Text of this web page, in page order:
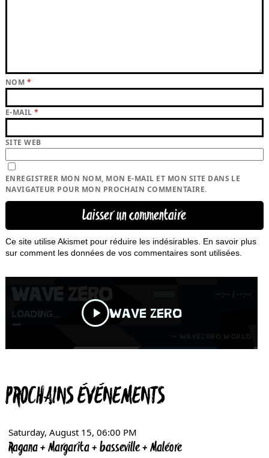
NOM *
E-MAIL*
SITE WEB
ENREGISTRER MON NOM, MON E-MAIL ET MON SITE DANS LE
NAVIGATEUR POUR MON PROCHAIN COMMENTAIRE.
Ce site utilise Akismet pour réduire les indésirables. En savoir plus
sur comment les données de vos commentaires sont utilisées.
PROCHAINS ÉVÉNEMENTS